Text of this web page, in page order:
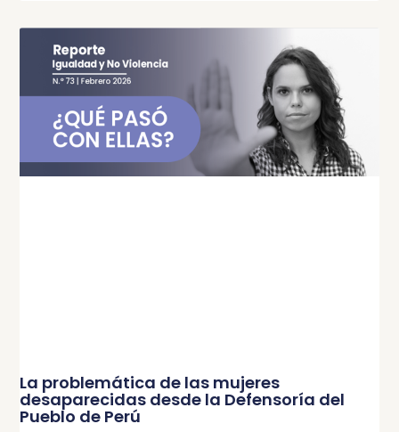
La problemática de las mujeres
desaparecidas desde la Defensoría del
Pueblo de Perú